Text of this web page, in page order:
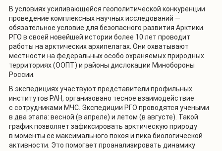
В условиях усиливающейся геополитической конкуренции
проведение комплексных научных исследований —
обязательное условие для безопасного развития Арктики.
РГО в своей новейшей истории более 10 лет проводит
работы на арктических архипелагах. Они охватывают
местности на федеральных особо охраняемых природных
территориях (ООПТ) и районы дислокации Минобороны
России.
В экспедициях участвуют представители профильных
институтов РАН, организовано тесное взаимодействие
с сотрудниками МЧС. Экспедиции РГО проводятся учеными
в два этапа: весной (в апреле) и летом (в августе). Такой
график позволяет зафиксировать арктическую природу
в моменты ее максимального покоя и пика биологической
активности. Это помогает проанализировать динамику